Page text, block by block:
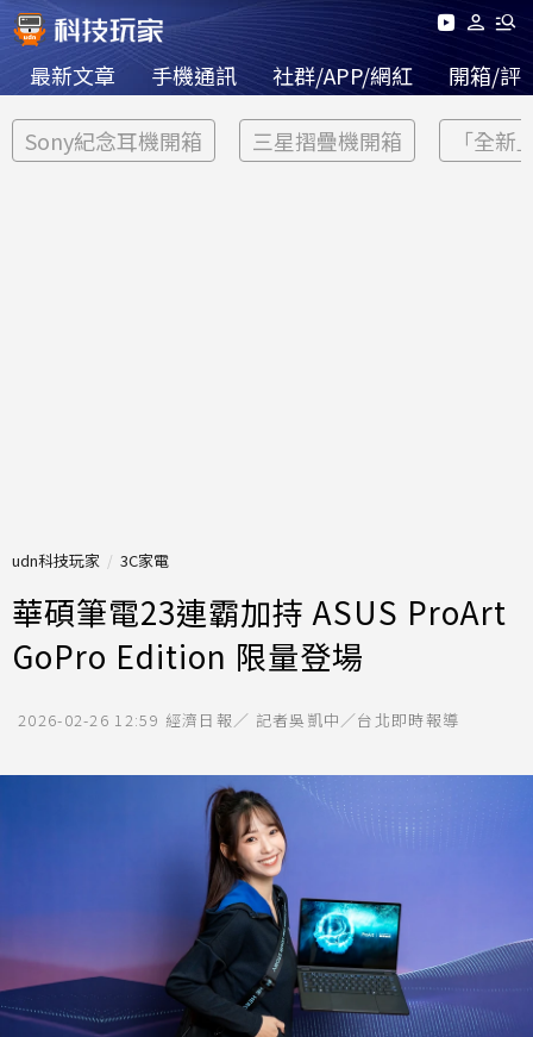
最新文章 手機通訊 社群/APP/網紅 開箱/評
Sony紀念耳機開箱 三星摺疊機開箱 「全新
udn科技玩家 3C家電
華碩筆電23連霸加持 ASUS ProArt
GoPro Edition 限量登場
2026-02-26 12:59 經濟日報／ 記者吳凱中／台北即時報導